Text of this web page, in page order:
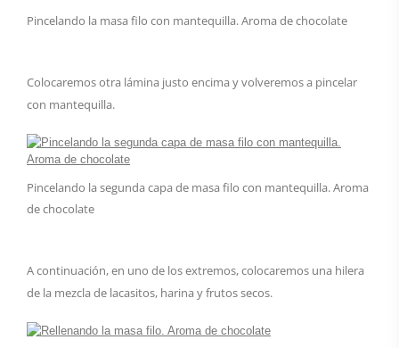
Pincelando la masa filo con mantequilla. Aroma de chocolate
Colocaremos otra lámina justo encima y volveremos a pincelar
con mantequilla.
Pincelando la segunda capa de masa filo con mantequilla. Aroma
de chocolate
A continuación, en uno de los extremos, colocaremos una hilera
de la mezcla de lacasitos, harina y frutos secos.